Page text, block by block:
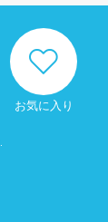
お気に入り